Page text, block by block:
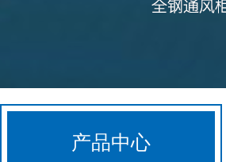
产品中心